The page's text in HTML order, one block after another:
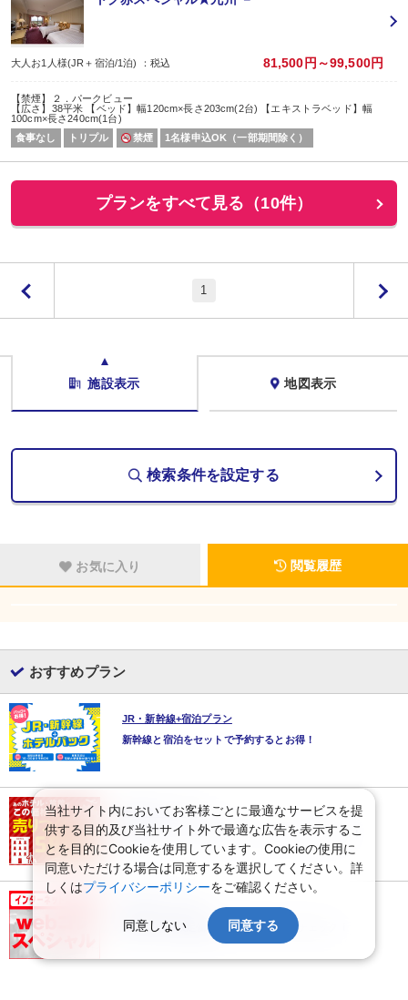
大人お1人様(JR＋宿泊/1泊) ：税込 81,500円～99,500円
【禁煙】２．パークビュー
【広さ】38平米 【ベッド】幅120cm×長さ203cm(2台) 【エキストラベッド】幅
100cm×長さ240cm(1台)
食事なし
トリプル 禁煙 1名様申込OK（一部期間除く）
プランをすべて見る（10件）
1
施設表示 地図表示
検索条件を設定する
お気に入り 閲覧履歴
おすすめプラン
JR・新幹線+宿泊プラン
新幹線と宿泊をセットで予約するとお得！
売り尽くしセール
最後のチャンス♪売り尽くしセールページはこちら！
最新のWEB限定価格とツアーはここでチェック！
当社サイト内においてお客様ごとに最適なサービスを提
供する目的及び当社サイト外で最適な広告を表示するこ
とを目的にCookieを使用しています。Cookieの使用に
同意いただける場合は同意するを選択してください。詳
しくはプライバシーポリシーをご確認ください。
同意しない 同意する